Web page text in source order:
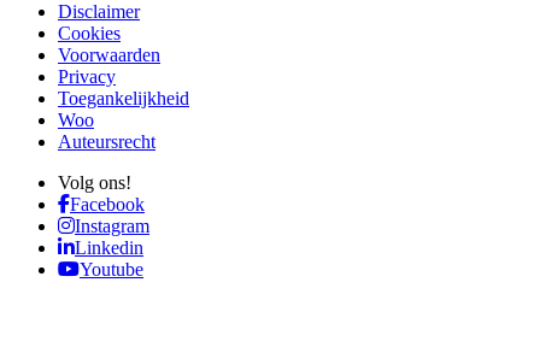
Disclaimer
Cookies
Voorwaarden
Privacy
Toegankelijkheid
Woo
Auteursrecht
Volg ons!
Facebook
Instagram
Linkedin
Youtube